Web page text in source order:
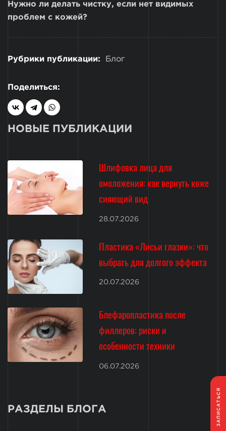
ЗАПИСАТЬСЯ
Нужно ли делать чистку, если нет видимых
проблем с кожей?
Рубрики публикации: Блог
Поделиться:
НОВЫЕ ПУБЛИКАЦИИ
Шлифовка лица для
омоложения: как вернуть коже
сияющий вид
28.07.2026
Пластика «Лисьи глазки»: что
выбрать для долгого эффекта
20.07.2026
Блефаропластика после
филлеров: риски и
особенности техники
06.07.2026
РАЗДЕЛЫ БЛОГА